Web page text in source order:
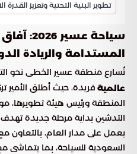
تطوير البنية التحتية وتعزيز القدرة
سياحة
المستدامة والريادة
تُسارع منطقة عسير الخطى نحو
عالمية فريدة، حيث أطلق الأمير
المنطقة ورئيس هيئة تطويرها،
التدشين بداية مرحلة جديدة
يعمل على مدار العام، بالتعاون
السعودية للسياحة، بما